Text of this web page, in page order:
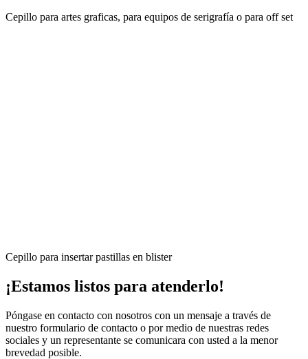
Cepillo para artes graficas, para equipos de serigrafía o para off set
Cepillo para insertar pastillas en blister
¡Estamos listos para atenderlo!
Póngase en contacto con nosotros con un mensaje a través de
nuestro formulario de contacto o por medio de nuestras redes
sociales y un representante se comunicara con usted a la menor
brevedad posible.